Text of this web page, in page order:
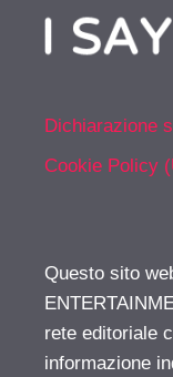
Dichiarazione
Cookie Policy
Questo sito
rete editoriale
informazione